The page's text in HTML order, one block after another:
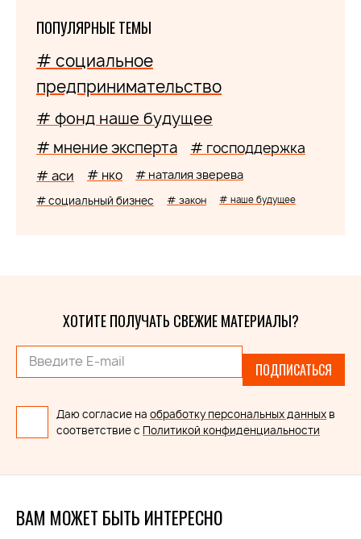
ПОПУЛЯРНЫЕ ТЕМЫ
# социальное
предпринимательство
# фонд наше будущее
# мнение эксперта # господдержка
# аси # нко # наталия зверева
# социальный бизнес # закон # наше будущее
ХОТИТЕ ПОЛУЧАТЬ СВЕЖИЕ МАТЕРИАЛЫ?
ПОДПИСАТЬСЯ
Даю согласие на обработку персональных данных в
соответствие с Политикой конфиденциальности
ВАМ МОЖЕТ БЫТЬ ИНТЕРЕСНО